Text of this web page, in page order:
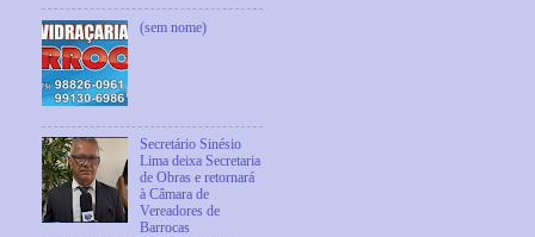
(sem nome)
Secretário Sinésio
Lima deixa Secretaria
de Obras e retornará
à Câmara de
Vereadores de
Barrocas